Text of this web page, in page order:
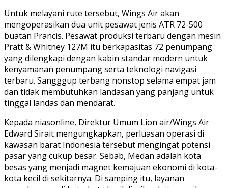
Untuk melayani rute tersebut, Wings Air akan
mengoperasikan dua unit pesawat jenis ATR 72-500
buatan Prancis. Pesawat produksi terbaru dengan mesin
Pratt & Whitney 127M itu berkapasitas 72 penumpang
yang dilengkapi dengan kabin standar modern untuk
kenyamanan penumpang serta teknologi navigasi
terbaru. Sangggup terbang nonstop selama empat jam
dan tidak membutuhkan landasan yang panjang untuk
tinggal landas dan mendarat.
Kepada niasonline, Direktur Umum Lion air/Wings Air
Edward Sirait mengungkapkan, perluasan operasi di
kawasan barat Indonesia tersebut mengingat potensi
pasar yang cukup besar. Sebab, Medan adalah kota
besas yang menjadi magnet kemajuan ekonomi di kota-
kota kecil di sekitarnya. Di samping itu, layanan